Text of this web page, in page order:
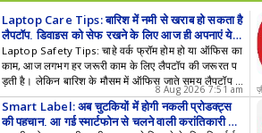
Laptop Care Tips: बारिश में नमी से खराब हो सकता है
लैपटॉप, डिवाइस को सेफ रखने के लिए आज ही अपनाएं ये
सात तरीके
Laptop Safety Tips: चाहे वर्क फ्रॉम होम हो या ऑफिस का
काम, आज लगभग हर जरूरी काम के लिए लैपटॉप की जरूरत प
ड़ती है। लेकिन बारिश के मौसम में ऑफिस जाते समय लैपटॉप के
भीगने का खतरा काफी बढ़ जाता है।
8 Aug 2026 7:51 am
Smart Label: अब चुटकियों में होगी नकली प्रोडक्ट्स
की पहचान, आ गई स्मार्टफोन से चलने वाली क्रांतिकारी त